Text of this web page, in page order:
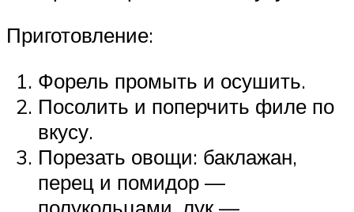
Приготовление:
Форель промыть и осушить.
Посолить и поперчить филе по
вкусу.
Порезать овощи: баклажан,
перец и помидор —